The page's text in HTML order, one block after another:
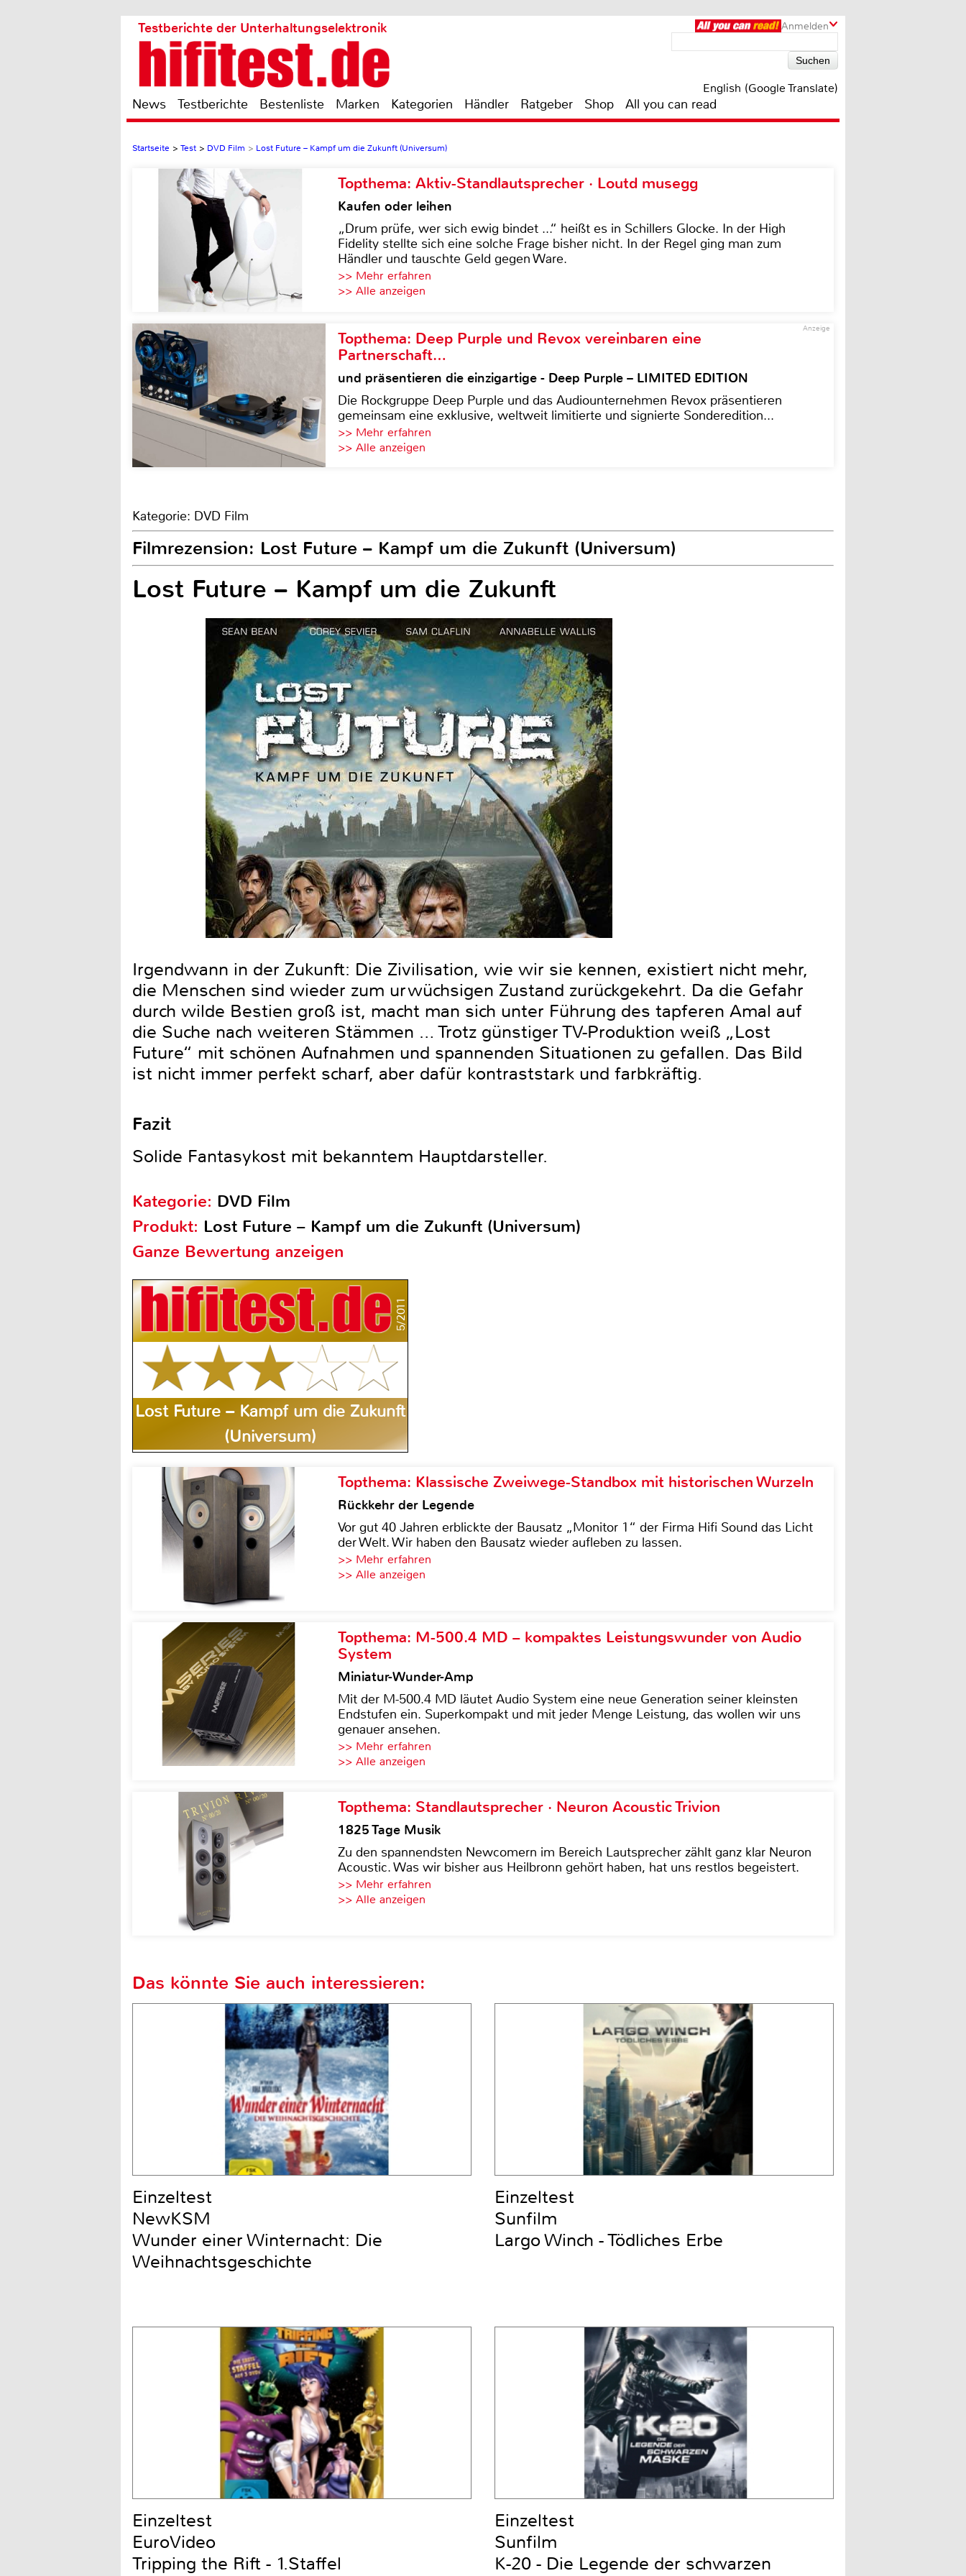
Anmelden
Testberichte der Unterhaltungselektronik
English (Google Translate)
News Testberichte Bestenliste Marken Kategorien Händler Ratgeber Shop All you can read
Startseite > Test > DVD Film > Lost Future – Kampf um die Zukunft (Universum)
Topthema: Aktiv-Standlautsprecher · Loutd musegg
Kaufen oder leihen
„Drum prüfe, wer sich ewig bindet ...“ heißt es in Schillers Glocke. In der High
Fidelity stellte sich eine solche Frage bisher nicht. In der Regel ging man zum
Händler und tauschte Geld gegen Ware.
>> Mehr erfahren
>> Alle anzeigen
Anzeige
Topthema: Deep Purple und Revox vereinbaren eine
Partnerschaft…
und präsentieren die einzigartige - Deep Purple – LIMITED EDITION
Die Rockgruppe Deep Purple und das Audiounternehmen Revox präsentieren
gemeinsam eine exklusive, weltweit limitierte und signierte Sonderedition...
>> Mehr erfahren
>> Alle anzeigen
Kategorie: DVD Film
Filmrezension: Lost Future – Kampf um die Zukunft (Universum)
Lost Future – Kampf um die Zukunft
Irgendwann in der Zukunft: Die Zivilisation, wie wir sie kennen, existiert nicht mehr,
die Menschen sind wieder zum urwüchsigen Zustand zurückgekehrt. Da die Gefahr
durch wilde Bestien groß ist, macht man sich unter Führung des tapferen Amal auf
die Suche nach weiteren Stämmen … Trotz günstiger TV-Produktion weiß „Lost
Future“ mit schönen Aufnahmen und spannenden Situationen zu gefallen. Das Bild
ist nicht immer perfekt scharf, aber dafür kontraststark und farbkräftig.
Fazit
Solide Fantasykost mit bekanntem Hauptdarsteller.
Kategorie: DVD Film
Produkt: Lost Future – Kampf um die Zukunft (Universum)
Ganze Bewertung anzeigen
5/2011
Lost Future – Kampf um die Zukunft
(Universum)
Topthema: Klassische Zweiwege-Standbox mit historischen Wurzeln
Rückkehr der Legende
Vor gut 40 Jahren erblickte der Bausatz „Monitor 1“ der Firma Hifi Sound das Licht
der Welt. Wir haben den Bausatz wieder aufleben zu lassen.
>> Mehr erfahren
>> Alle anzeigen
Topthema: M-500.4 MD – kompaktes Leistungswunder von Audio
System
Miniatur-Wunder-Amp
Mit der M-500.4 MD läutet Audio System eine neue Generation seiner kleinsten
Endstufen ein. Superkompakt und mit jeder Menge Leistung, das wollen wir uns
genauer ansehen.
>> Mehr erfahren
>> Alle anzeigen
Topthema: Standlautsprecher · Neuron Acoustic Trivion
1825 Tage Musik
Zu den spannendsten Newcomern im Bereich Lautsprecher zählt ganz klar Neuron
Acoustic. Was wir bisher aus Heilbronn gehört haben, hat uns restlos begeistert.
>> Mehr erfahren
>> Alle anzeigen
Das könnte Sie auch interessieren:
Einzeltest
NewKSM
Wunder einer Winternacht: Die
Weihnachtsgeschichte
Einzeltest
Sunfilm
Largo Winch - Tödliches Erbe
Einzeltest
EuroVideo
Tripping the Rift - 1.Staffel
Einzeltest
Sunfilm
K-20 - Die Legende der schwarzen